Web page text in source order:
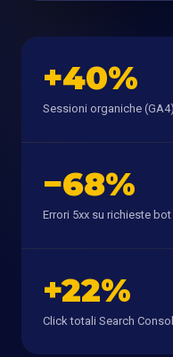
+40%
Sessioni organiche
−68%
Errori 5xx su richieste
+22%
Click totali Search